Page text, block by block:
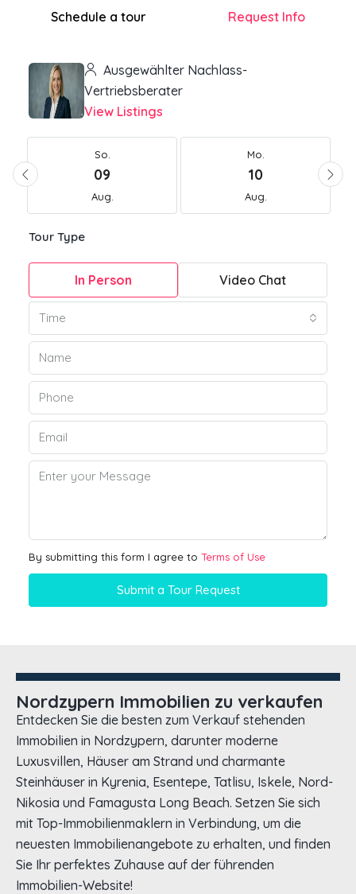
Schedule a tour Request Info
Ausgewählter Nachlass-
Vertriebsberater
View Listings
So.
09
Aug.
Mo.
10
Aug.
Tour Type
In Person Video Chat
Time
By submitting this form I agree to Terms of Use
Submit a Tour Request
Nordzypern Immobilien zu verkaufen
Entdecken Sie die besten zum Verkauf stehenden
Immobilien in Nordzypern, darunter moderne
Luxusvillen, Häuser am Strand und charmante
Steinhäuser in Kyrenia, Esentepe, Tatlisu, Iskele, Nord-
Nikosia und Famagusta Long Beach. Setzen Sie sich
mit Top-Immobilienmaklern in Verbindung, um die
neuesten Immobilienangebote zu erhalten, und finden
Sie Ihr perfektes Zuhause auf der führenden
Immobilien-Website!